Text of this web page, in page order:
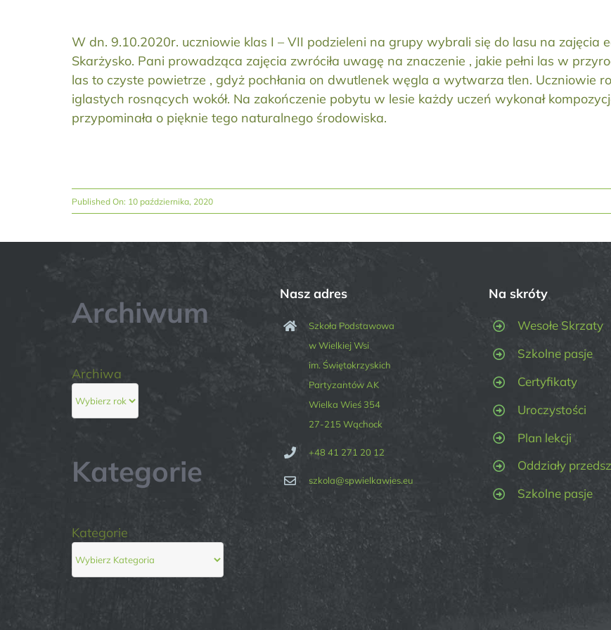
W dn. 9.10.2020r. uczniowie klas I – VII podzieleni na grupy wybrali się do lasu na zajęcia
Skarżysko. Pani prowadząca zajęcia zwróciła uwagę na znaczenie , jakie pełni las w
las to czyste powietrze , gdyż pochłania on dwutlenek węgla a wytwarza tlen. Uczniowie
iglastych rosnących wokół. Na zakończenie pobytu w lesie każdy uczeń wykonał
przypominała o pięknie tego naturalnego środowiska.
Published On: 10 października, 2020
Archiwum
Archiwa
Kategorie
Kategorie
Nasz adres
Szkoła Podstawowa
w Wielkiej Wsi
im. Świętokrzyskich
Partyzantów AK
Wielka Wieś 354
27-215 Wąchock
+48 41 271 20 12
szkola@spwielkawies.eu
Na skróty
Wesołe Skrzaty
Szkolne pasje
Certyfikaty
Uroczystości
Plan lekcji
Oddziały
Szkolne pasje